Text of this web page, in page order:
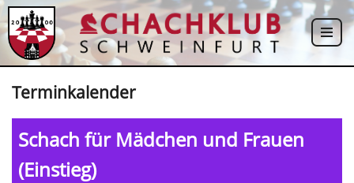
Zum
Inhalt
Terminkalender
Schach für Mädchen und Frauen
(Einstieg)